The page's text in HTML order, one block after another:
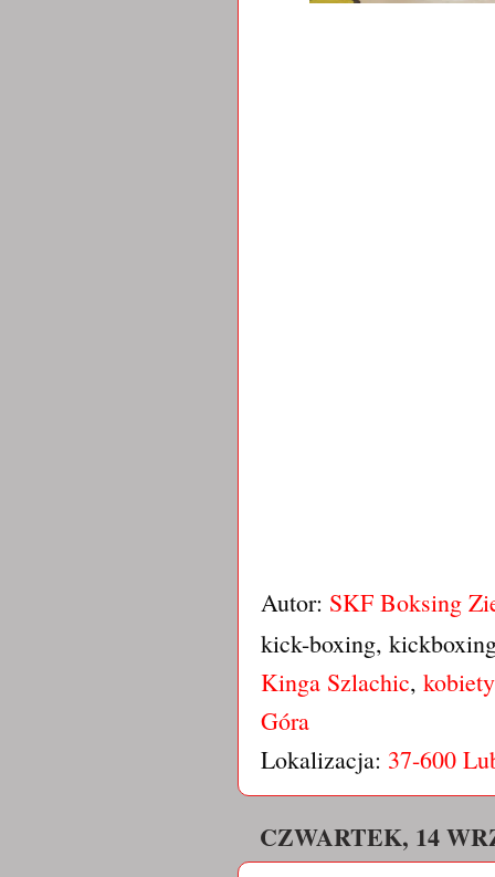
Autor: SKF Boksing
kick-boxing,
Kinga Szlachic, kobiety
Góra
Lokalizacja: 37-600
CZWARTEK, 14